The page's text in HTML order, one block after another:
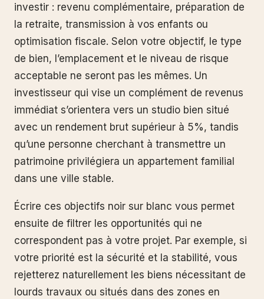
investir : revenu complémentaire, préparation de
la retraite, transmission à vos enfants ou
optimisation fiscale. Selon votre objectif, le type
de bien, l’emplacement et le niveau de risque
acceptable ne seront pas les mêmes. Un
investisseur qui vise un complément de revenus
immédiat s’orientera vers un studio bien situé
avec un rendement brut supérieur à 5%, tandis
qu’une personne cherchant à transmettre un
patrimoine privilégiera un appartement familial
dans une ville stable.
Écrire ces objectifs noir sur blanc vous permet
ensuite de filtrer les opportunités qui ne
correspondent pas à votre projet. Par exemple, si
votre priorité est la sécurité et la stabilité, vous
rejetterez naturellement les biens nécessitant de
lourds travaux ou situés dans des zones en